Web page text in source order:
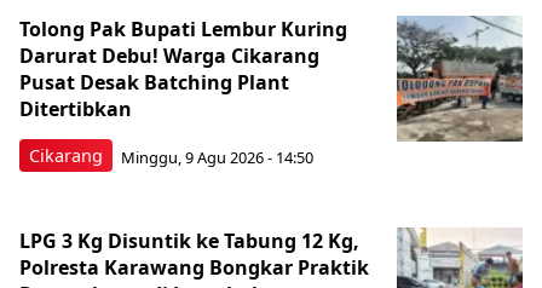
Cikarang
Tolong Pak Bupati Lembur Kuring
Darurat Debu! Warga Cikarang
Pusat Desak Batching Plant
Ditertibkan
Minggu, 9 Agu 2026 - 14:50
LPG 3 Kg Disuntik ke Tabung 12 Kg,
Polresta Karawang Bongkar Praktik